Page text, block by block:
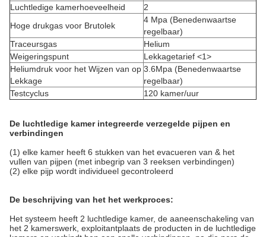
Luchtledige kamerhoeveelheid
2
Hoge drukgas voor Brutolek
4 Mpa (Benedenwaartse
regelbaar)
Traceursgas
Helium
Weigeringspunt
Lekkagetarief <1>
Heliumdruk voor het Wijzen van op
Lekkage
3.6Mpa (Benedenwaartse
regelbaar)
Testcyclus
120 kamer/uur
De luchtledige kamer integreerde verzegelde pijpen en
verbindingen
(1) elke kamer heeft 6 stukken van het evacueren van & het
vullen van pijpen (met inbegrip van 3 reeksen verbindingen)
(2) elke pijp wordt individueel gecontroleerd
De beschrijving van het het werkproces:
Het systeem heeft 2 luchtledige kamer, de aaneenschakeling van
het 2 kamerswerk, exploitantplaats de producten in de luchtledige